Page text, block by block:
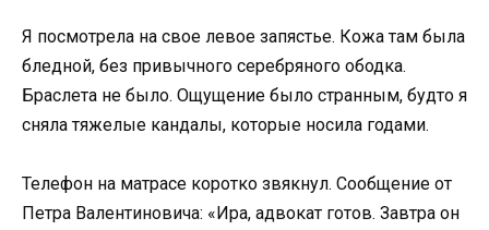
Я посмотрела на свое левое запястье. Кожа там была
бледной, без привычного серебряного ободка.
Браслета не было. Ощущение было странным, будто я
сняла тяжелые кандалы, которые носила годами.
Телефон на матрасе коротко звякнул. Сообщение от
Петра Валентиновича: «Ира, адвокат готов. Завтра он